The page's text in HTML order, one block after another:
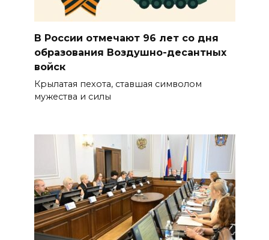
В России отмечают 96 лет со дня
образования Воздушно-десантных
войск
Крылатая пехота, ставшая символом
мужества и силы